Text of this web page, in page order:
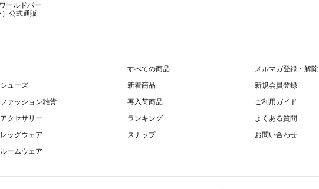
シューズ
ファッション雑貨
アクセサリー
レッグウェア
ルームウェア
すべての商品
新着商品
再入荷商品
ランキング
スナップ
メルマガ登録・解除
新規会員登録
ご利用ガイド
よくある質問
お問い合わせ